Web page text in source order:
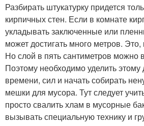
Разбирать штукатурку придется
кирпичных стен. Если в комнате
укладывать заключенные или
может достигать много метров.
Но слой в пять сантиметров можно
Поэтому необходимо уделить
времени, сил и начать собирать
мешки для мусора. Тут следует
просто свалить хлам в мусорные
вызывать специальную технику и